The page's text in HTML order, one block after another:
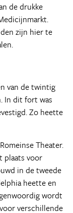
de drukke
zijn hier te
van de twintig
In dit fort was
Zo heette
Theater.
plaats voor
in de tweede
heette en
wordt
verschillende